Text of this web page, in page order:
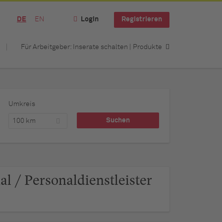
DE EN Login Registrieren
Für Arbeitgeber: Inserate schalten | Produkte
Umkreis
100 km
/ Personaldienstleister